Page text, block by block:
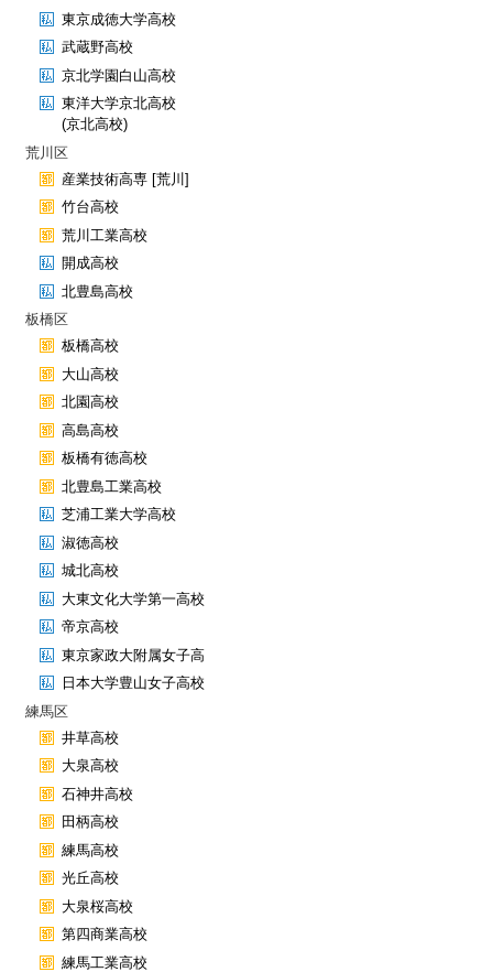
東京成徳大学高校
武蔵野高校
京北学園白山高校
東洋大学京北高校
(京北高校)
荒川区
産業技術高専 [荒川]
竹台高校
荒川工業高校
開成高校
北豊島高校
板橋区
板橋高校
大山高校
北園高校
高島高校
板橋有徳高校
北豊島工業高校
芝浦工業大学高校
淑徳高校
城北高校
大東文化大学第一高校
帝京高校
東京家政大附属女子高
日本大学豊山女子高校
練馬区
井草高校
大泉高校
石神井高校
田柄高校
練馬高校
光丘高校
大泉桜高校
第四商業高校
練馬工業高校